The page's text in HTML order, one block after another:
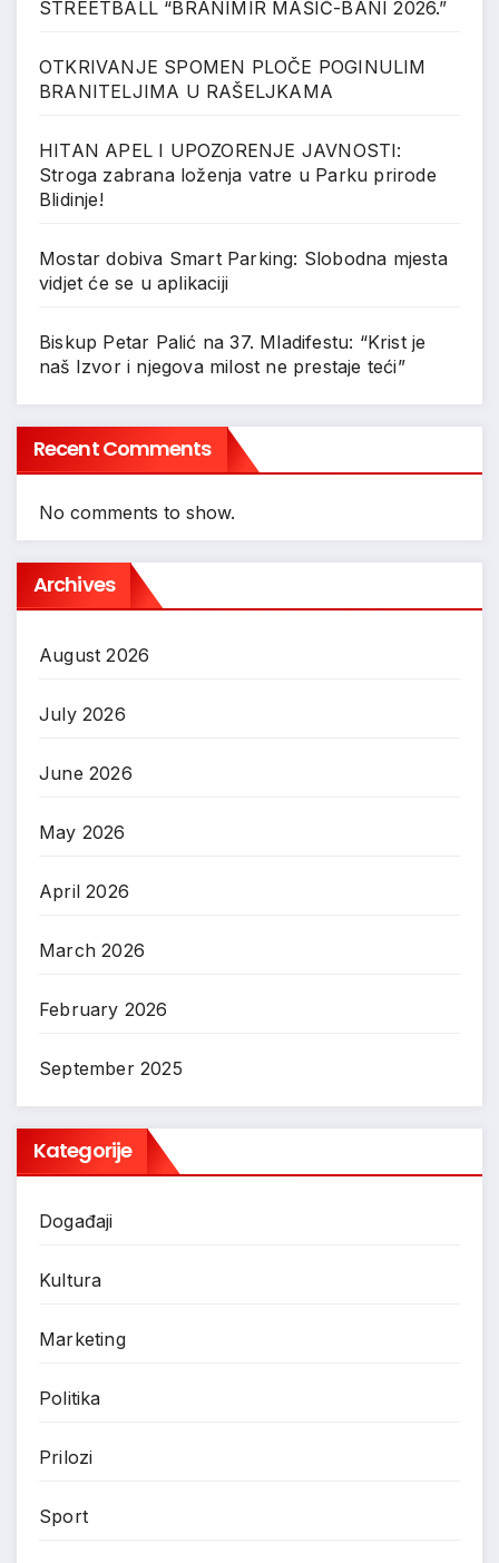
STREETBALL “BRANIMIR MAŠIĆ-BANI 2026.”
OTKRIVANJE SPOMEN PLOČE POGINULIM
BRANITELJIMA U RAŠELJKAMA
HITAN APEL I UPOZORENJE JAVNOSTI:
Stroga zabrana loženja vatre u Parku prirode
Blidinje!
Mostar dobiva Smart Parking: Slobodna mjesta
vidjet će se u aplikaciji
Biskup Petar Palić na 37. Mladifestu: “Krist je
naš Izvor i njegova milost ne prestaje teći”
Recent Comments
No comments to show.
Archives
August 2026
July 2026
June 2026
May 2026
April 2026
March 2026
February 2026
September 2025
Kategorije
Događaji
Kultura
Marketing
Politika
Prilozi
Sport